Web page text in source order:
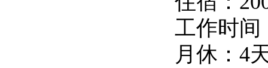
工作时间
月休：4